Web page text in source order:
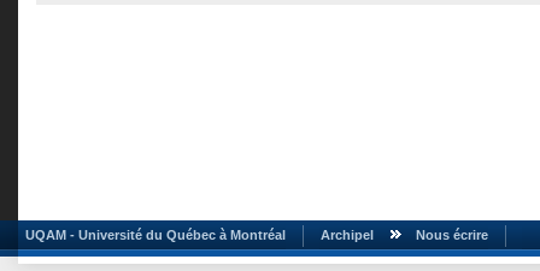
UQAM - Université du Québec à Montréal Archipel Nous écrire